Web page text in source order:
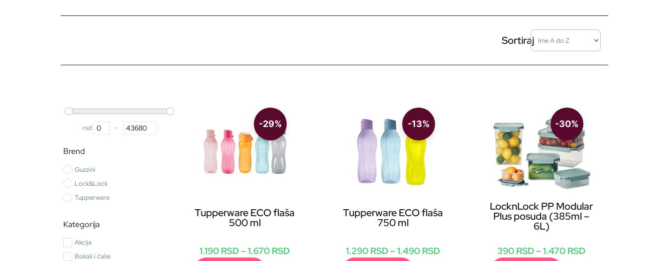
Sortiraj
Sort Products
rsd Minimum Price
- Maximum Price
Brend
Guzzini
Lock&Lock
Tupperware
Kategorija
Akcija
Bokali i čaše
-29%
Tupperware ECO flaša
500 ml
1.190 RSD–1.670 RSD
-13%
Tupperware ECO flaša
750 ml
1.290 RSD–1.490 RSD
-30%
LocknLock PP Modular
Plus posuda (385ml –
6L)
390 RSD–1.470 RSD